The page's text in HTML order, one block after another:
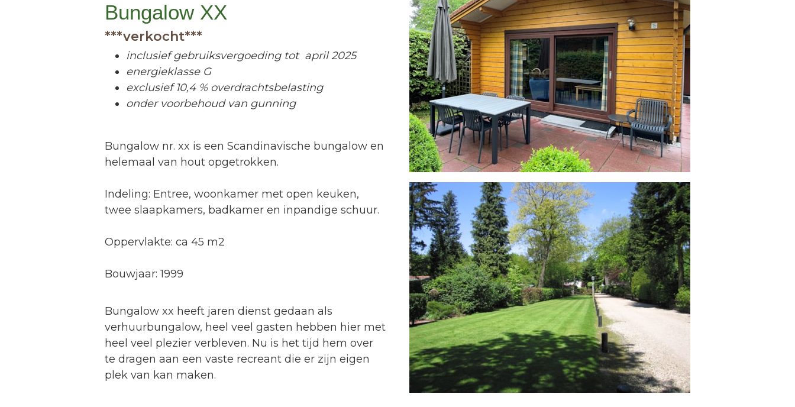
Bungalow XX
***verkocht***
inclusief gebruiksvergoeding tot april 2025
energieklasse G
exclusief 10,4 % overdrachtsbelasting
onder voorbehoud van gunning
Bungalow nr. xx is een Scandinavische bungalow en
helemaal van hout opgetrokken.
Indeling: Entree, woonkamer met open keuken,
twee slaapkamers, badkamer en inpandige schuur.
Oppervlakte: ca 45 m2
Bouwjaar: 1999
Bungalow xx heeft jaren dienst gedaan als
verhuurbungalow, heel veel gasten hebben hier met
heel veel plezier verbleven. Nu is het tijd hem over
te dragen aan een vaste recreant die er zijn eigen
plek van kan maken.